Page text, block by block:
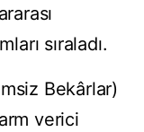
sıraladı.
Bekârlar)
verici